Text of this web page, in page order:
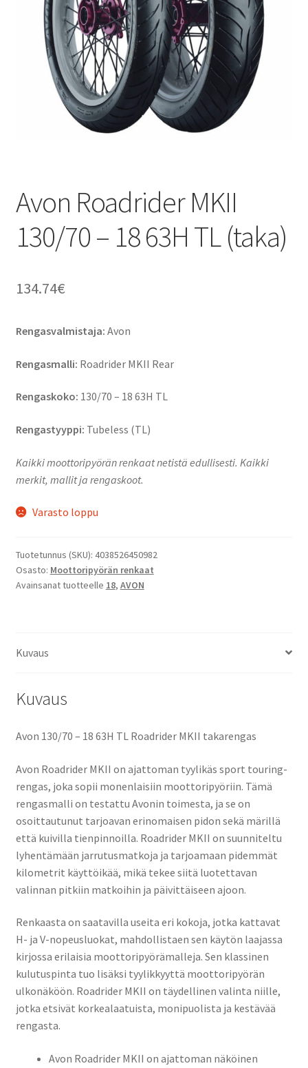
Avon Roadrider MKII
130/70 – 18 63H TL (taka)
134.74€
Rengasvalmistaja: Avon
Rengasmalli: Roadrider MKII Rear
Rengaskoko: 130/70 – 18 63H TL
Rengastyyppi: Tubeless (TL)
Kaikki moottoripyörän renkaat netistä edullisesti. Kaikki
merkit, mallit ja rengaskoot.
Varasto loppu
Tuotetunnus (SKU): 4038526450982
Osasto: Moottoripyörän renkaat
Avainsanat tuotteelle 18, AVON
Kuvaus
Kuvaus
Avon 130/70 – 18 63H TL Roadrider MKII takarengas
Avon Roadrider MKII on ajattoman tyylikäs sport touring-
rengas, joka sopii monenlaisiin moottoripyöriin. Tämä
rengasmalli on testattu Avonin toimesta, ja se on
osoittautunut tarjoavan erinomaisen pidon sekä märillä
että kuivilla tienpinnoilla. Roadrider MKII on suunniteltu
lyhentämään jarrutusmatkoja ja tarjoamaan pidemmät
kilometrit käyttöikää, mikä tekee siitä luotettavan
valinnan pitkiin matkoihin ja päivittäiseen ajoon.
Renkaasta on saatavilla useita eri kokoja, jotka kattavat
H- ja V-nopeusluokat, mahdollistaen sen käytön laajassa
kirjossa erilaisia moottoripyörämalleja. Sen klassinen
kulutuspinta tuo lisäksi tyylikkyyttä moottoripyörän
ulkonäköön. Roadrider MKII on täydellinen valinta niille,
jotka etsivät korkealaatuista, monipuolista ja kestävää
rengasta.
Avon Roadrider MKII on ajattoman näköinen